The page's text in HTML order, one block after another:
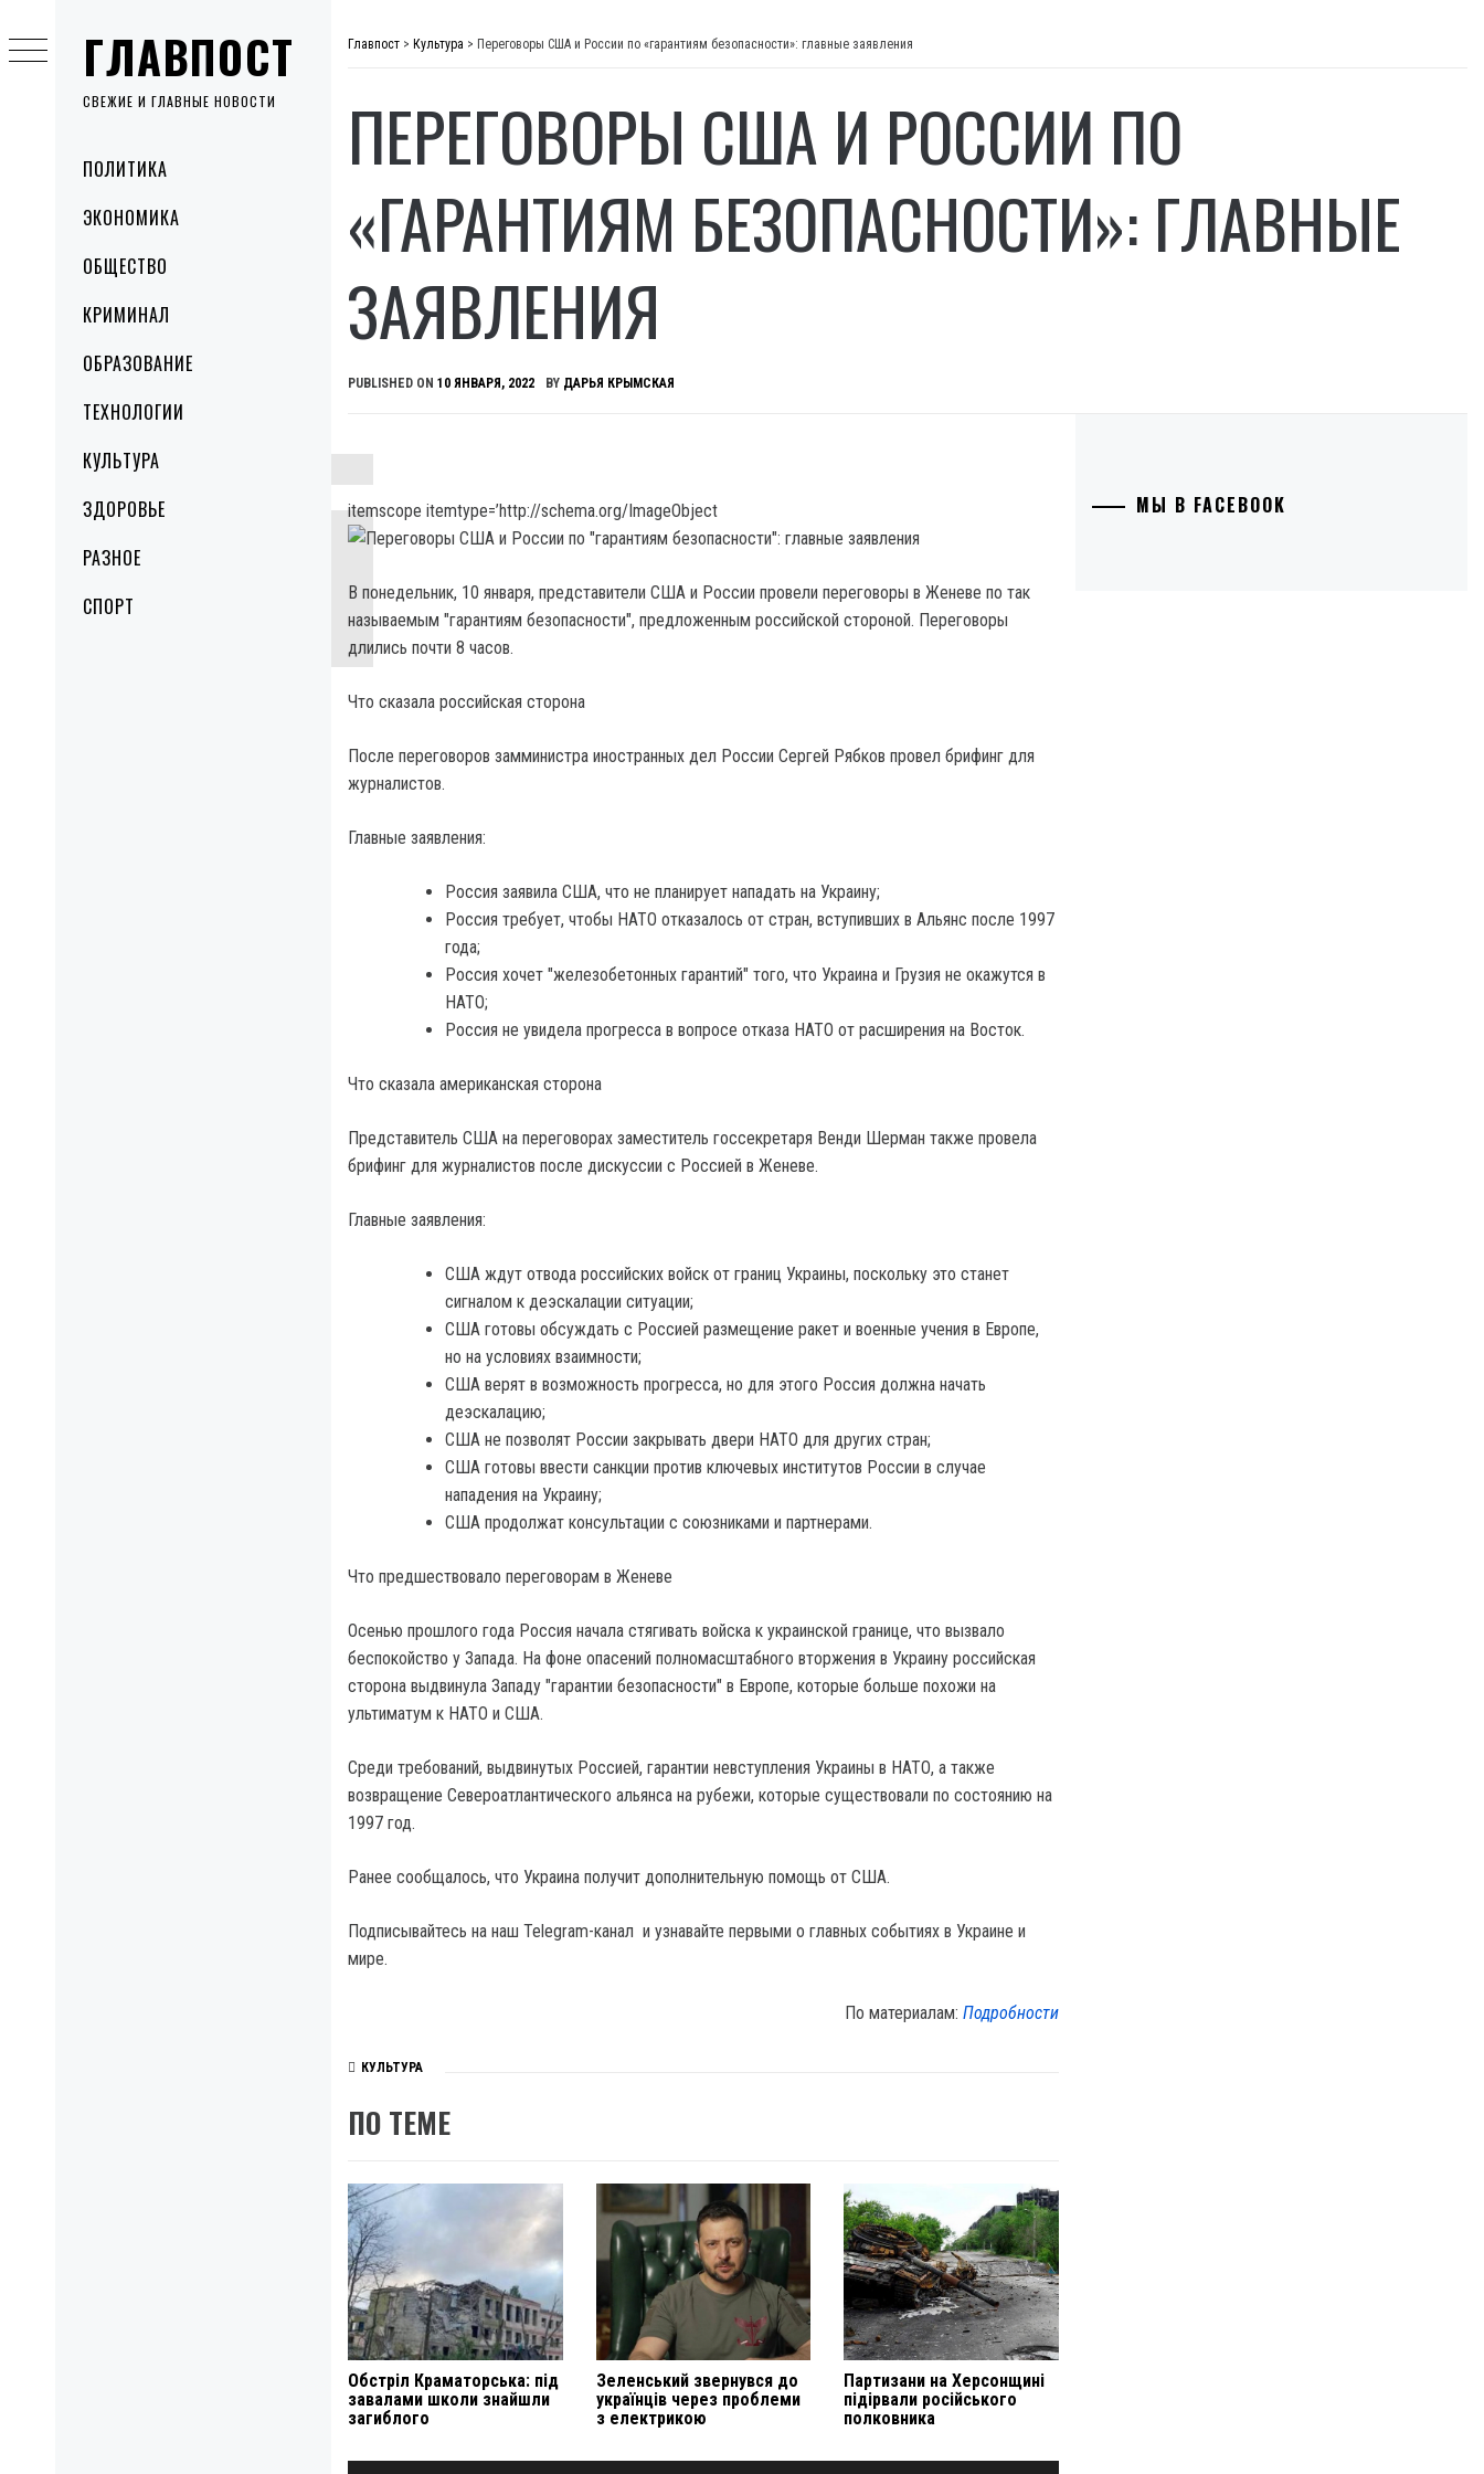
ГЛАВПОСТ
СВЕЖИЕ И ГЛАВНЫЕ НОВОСТИ
MenuПОЛИТИКА
ЭКОНОМИКА
ОБЩЕСТВО
КРИМИНАЛ
ОБРАЗОВАНИЕ
ТЕХНОЛОГИИ
КУЛЬТУРА
ЗДОРОВЬЕ
РАЗНОЕ
СПОРТ
to
content
Главпост > Культура > Переговоры США и России по «гарантиям безопасности»: главные заявления
ПЕРЕГОВОРЫ США И РОССИИ ПО
«ГАРАНТИЯМ БЕЗОПАСНОСТИ»: ГЛАВНЫЕ
ЗАЯВЛЕНИЯ
PUBLISHED ON 10 ЯНВАРЯ, 2022 BY ДАРЬЯ КРЫМСКАЯ
itemscope itemtype=’http://schema.org/ImageObject
В понедельник, 10 января, представители США и России провели переговоры в Женеве по так
называемым "гарантиям безопасности", предложенным российской стороной. Переговоры
длились почти 8 часов.
Что сказала российская сторона
После переговоров замминистра иностранных дел России Сергей Рябков провел брифинг для
журналистов.
Главные заявления:
Россия заявила США, что не планирует нападать на Украину;
Россия требует, чтобы НАТО отказалось от стран, вступивших в Альянс после 1997
года;
Россия хочет "железобетонных гарантий" того, что Украина и Грузия не окажутся в
НАТО;
Россия не увидела прогресса в вопросе отказа НАТО от расширения на Восток.
Что сказала американская сторона
Представитель США на переговорах заместитель госсекретаря Венди Шерман также провела
брифинг для журналистов после дискуссии с Россией в Женеве.
Главные заявления:
США ждут отвода российских войск от границ Украины, поскольку это станет
сигналом к деэскалации ситуации;
США готовы обсуждать с Россией размещение ракет и военные учения в Европе,
но на условиях взаимности;
США верят в возможность прогресса, но для этого Россия должна начать
деэскалацию;
США не позволят России закрывать двери НАТО для других стран;
США готовы ввести санкции против ключевых институтов России в случае
нападения на Украину;
США продолжат консультации с союзниками и партнерами.
Что предшествовало переговорам в Женеве
Осенью прошлого года Россия начала стягивать войска к украинской границе, что вызвало
беспокойство у Запада. На фоне опасений полномасштабного вторжения в Украину российская
сторона выдвинула Западу "гарантии безопасности" в Европе, которые больше похожи на
ультиматум к НАТО и США.
Среди требований, выдвинутых Россией, гарантии невступления Украины в НАТО, а также
возвращение Североатлантического альянса на рубежи, которые существовали по состоянию на
1997 год.
Ранее сообщалось, что Украина получит дополнительную помощь от США.
Подписывайтесь на наш Telegram-канал и узнавайте первыми о главных событиях в Украине и
мире.
По материалам:Подробности
КУЛЬТУРА
ПО ТЕМЕ
Обстріл Краматорська: під
завалами школи знайшли
загиблого
Зеленський звернувся до
українців через проблеми
з електрикою
Партизани на Херсонщині
підірвали російського
полковника
МЫ В FACEBOOK